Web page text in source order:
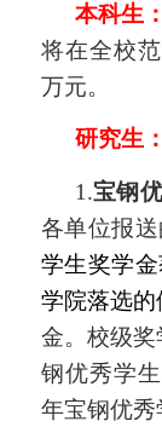
本科生 ：
将在全校
万元。
研究生：
1.宝钢
各单位报
学生奖学
学院落选
金。校级
钢优秀学
年宝钢优